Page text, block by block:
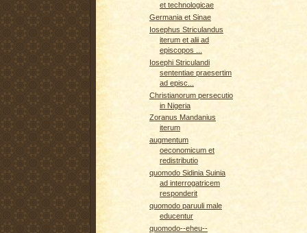
et technologicae
Germania et Sinae
Iosephus Striculandus
iterum et alii ad
episcopos ...
Iosephi Striculandi
sententiae praesertim
ad episc...
Christianorum persecutio
in Nigeria
Zoranus Mandanius
iterum
augmentum
oeconomicum et
redistributio
quomodo Sidinia Suinia
ad interrogatricem
responderit
quomodo paruuli male
educentur
quomodo--eheu--